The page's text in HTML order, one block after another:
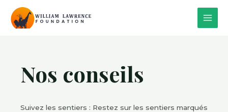
Nos conseils
Suivez les sentiers : Restez sur les sentiers marqués